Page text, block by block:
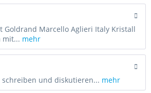
Goldrand Marcello Aglieri Italy Kristall
mit... mehr
schreiben und diskutieren... mehr